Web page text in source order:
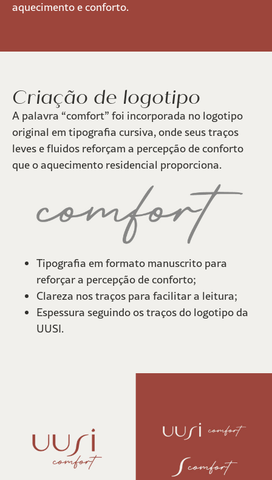
aquecimento e conforto.
Criação de logotipo
A palavra “comfort” foi incorporada no logotipo
original em tipografia cursiva, onde seus traços
leves e fluidos reforçam a percepção de conforto
que o aquecimento residencial proporciona.
Tipografia em formato manuscrito para
reforçar a percepção de conforto;
Clareza nos traços para facilitar a leitura;
Espessura seguindo os traços do logotipo da
UUSI.